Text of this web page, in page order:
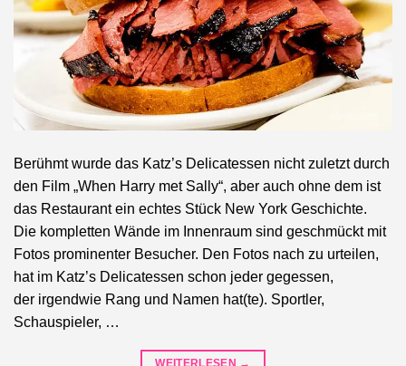
Berühmt wurde das Katz’s Delicatessen nicht zuletzt durch
den Film „When Harry met Sally“, aber auch ohne dem ist
das Restaurant ein echtes Stück New York Geschichte.
Die kompletten Wände im Innenraum sind geschmückt mit
Fotos prominenter Besucher. Den Fotos nach zu urteilen,
hat im Katz’s Delicatessen schon jeder gegessen,
der irgendwie Rang und Namen hat(te). Sportler,
Schauspieler, …